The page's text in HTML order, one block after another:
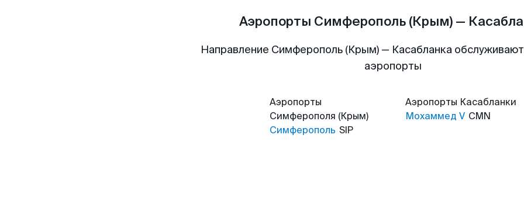
Аэропорты Симферополь (Крым) —
Направление Симферополь (Крым) — Касабланка
аэропорты
Аэропорты
Симферополя (Крым)
Симферополь SIP
Аэропорты Касабланки
Мохаммед V CMN